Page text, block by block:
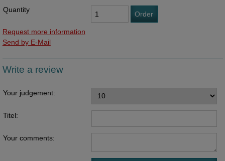
Quantity
Order
Request more information
Send by E-Mail
Write a review
Your judgement:
Titel:
Your comments: